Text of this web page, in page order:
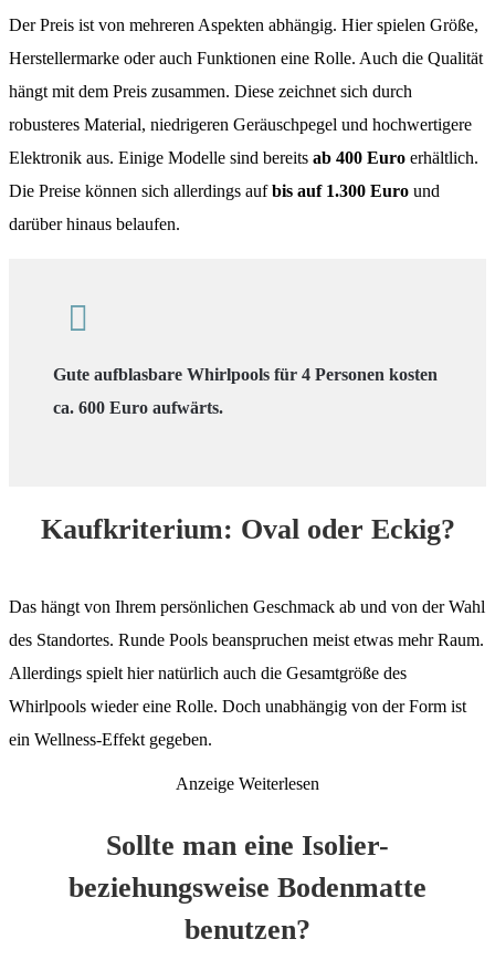
Der Preis ist von mehreren Aspekten abhängig. Hier spielen Größe,
Herstellermarke oder auch Funktionen eine Rolle. Auch die Qualität
hängt mit dem Preis zusammen. Diese zeichnet sich durch
robusteres Material, niedrigeren Geräuschpegel und hochwertigere
Elektronik aus. Einige Modelle sind bereits ab 400 Euro erhältlich.
Die Preise können sich allerdings aufbis auf 1.300 Euro und
darüber hinaus belaufen.
Gute aufblasbare Whirlpools für 4 Personen kosten
ca. 600 Euro aufwärts.
Kaufkriterium: Oval oder Eckig?
Das hängt von Ihrem persönlichen Geschmack ab und von der Wahl
des Standortes. Runde Pools beanspruchen meist etwas mehr Raum.
Allerdings spielt hier natürlich auch die Gesamtgröße des
Whirlpools wieder eine Rolle. Doch unabhängig von der Form ist
ein Wellness-Effekt gegeben.
Anzeige Weiterlesen
Sollte man eine Isolier-
beziehungsweise Bodenmatte
benutzen?